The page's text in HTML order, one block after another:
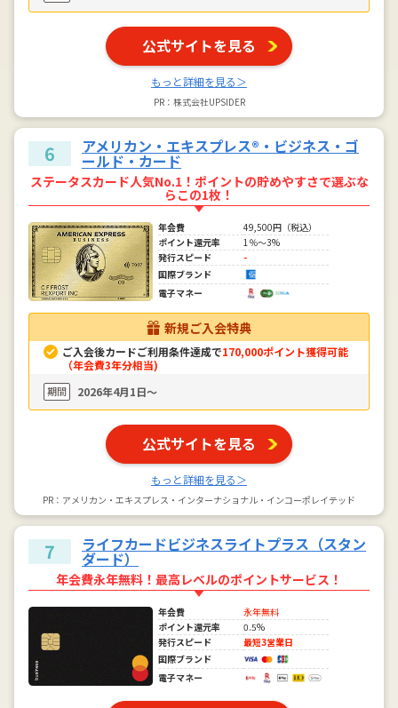
公式サイトを見る
もっと詳細を見る＞
PR：株式会社UPSIDER
6 アメリカン・エキスプレス®・ビジネス・ゴ
ールド・カード
ステータスカード人気No.1！ポイントの貯めやすさで選ぶな
らこの1枚！
年会費
49,500円（税込）
ポイント還元率
1％～3%
発行スピード
-
国際ブランド
電子マネー
新規ご入会特典
ご入会後カードご利用条件達成で170,000ポイント獲得可能
（年会費3年分相当)
期間 2026年4月1日〜
公式サイトを見る
もっと詳細を見る＞
PR：アメリカン・エキスプレス・インターナショナル・インコーポレイテッド
7 ライフカードビジネスライトプラス（スタン
ダード）
年会費永年無料！最高レベルのポイントサービス！
年会費
永年無料
ポイント還元率
0.5%
発行スピード
最短3営業日
国際ブランド
電子マネー